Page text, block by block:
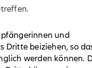
und
Dritte beiziehen, so
werden können.